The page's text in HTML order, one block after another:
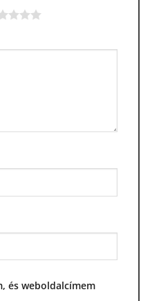
és weboldalcímem